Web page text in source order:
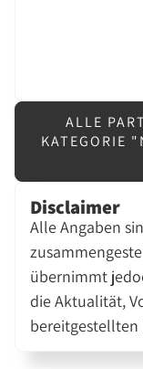
ALLE
KATEGORIE
Disclaimer
Alle Angaben
übernimmt
die Aktualität,